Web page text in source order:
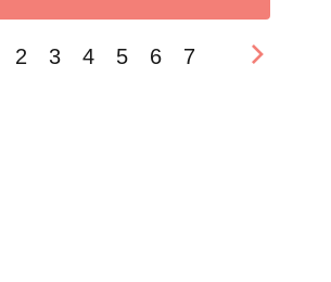
2 3 4 5 6 7